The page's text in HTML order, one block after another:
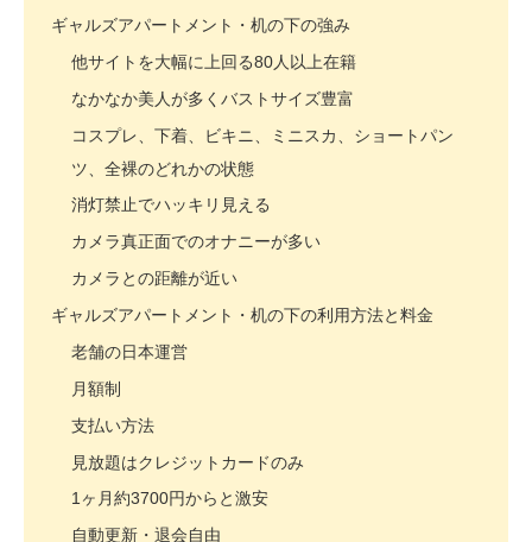
ギャルズアパートメント・机の下の強み
他サイトを大幅に上回る80人以上在籍
なかなか美人が多くバストサイズ豊富
コスプレ、下着、ビキニ、ミニスカ、ショートパン
ツ、全裸のどれかの状態
消灯禁止でハッキリ見える
カメラ真正面でのオナニーが多い
カメラとの距離が近い
ギャルズアパートメント・机の下の利用方法と料金
老舗の日本運営
月額制
支払い方法
見放題はクレジットカードのみ
1ヶ月約3700円からと激安
自動更新・退会自由